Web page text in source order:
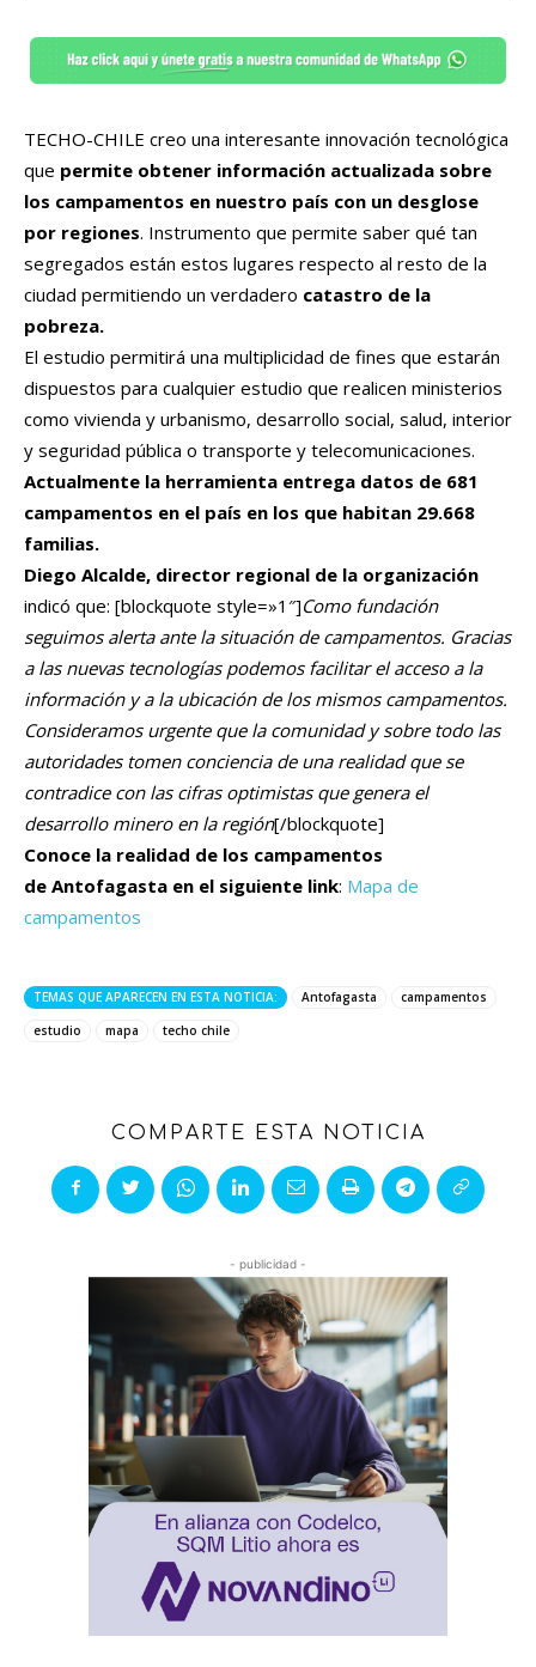
TECHO-CHILE creo una interesante innovación tecnológica
que permite obtener información actualizada sobre
los campamentos en nuestro país con un desglose
por regiones. Instrumento que permite saber qué tan
segregados están estos lugares respecto al resto de la
ciudad permitiendo un verdadero catastro de la
pobreza.
El estudio permitirá una multiplicidad de fines que estarán
dispuestos para cualquier estudio que realicen ministerios
como vivienda y urbanismo, desarrollo social, salud, interior
y seguridad pública o transporte y telecomunicaciones.
Actualmente la herramienta entrega datos de 681
campamentos en el país en los que habitan 29.668
familias.
Diego Alcalde, director regional de la organización
indicó que: [blockquote style=»1″]Como fundación
seguimos alerta ante la situación de campamentos. Gracias
a las nuevas tecnologías podemos facilitar el acceso a la
información y a la ubicación de los mismos campamentos.
Consideramos urgente que la comunidad y sobre todo las
autoridades tomen conciencia de una realidad que se
contradice con las cifras optimistas que genera el
desarrollo minero en la región[/blockquote]
Conoce la realidad de los campamentos
de Antofagasta en el siguiente link: Mapa de
campamentos
TEMAS QUE APARECEN EN ESTA NOTICIA: Antofagasta
campamentos
estudio
mapa techo chile
COMPARTE ESTA NOTICIA
- publicidad -